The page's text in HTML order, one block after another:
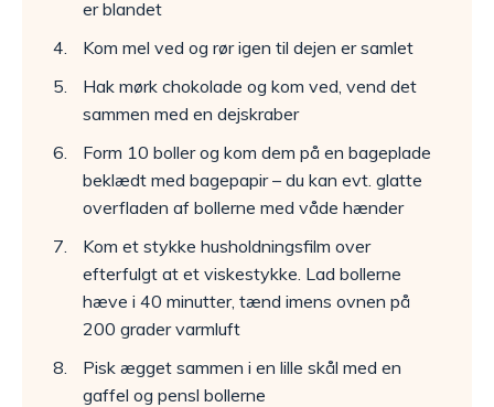
er blandet
Kom mel ved og rør igen til dejen er samlet
Hak mørk chokolade og kom ved, vend det
sammen med en dejskraber
Form 10 boller og kom dem på en bageplade
beklædt med bagepapir – du kan evt. glatte
overfladen af bollerne med våde hænder
Kom et stykke husholdningsfilm over
efterfulgt at et viskestykke. Lad bollerne
hæve i 40 minutter, tænd imens ovnen på
200 grader varmluft
Pisk ægget sammen i en lille skål med en
gaffel og pensl bollerne